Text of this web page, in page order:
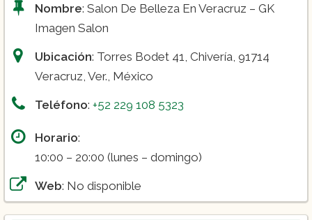
Nombre: Salon De Belleza En Veracruz – GK
Imagen Salon
Ubicación: Torres Bodet 41, Chivería, 91714
Veracruz, Ver., México
Teléfono: +52 229 108 5323
Horario:
10:00 – 20:00 (lunes – domingo)
Web: No disponible